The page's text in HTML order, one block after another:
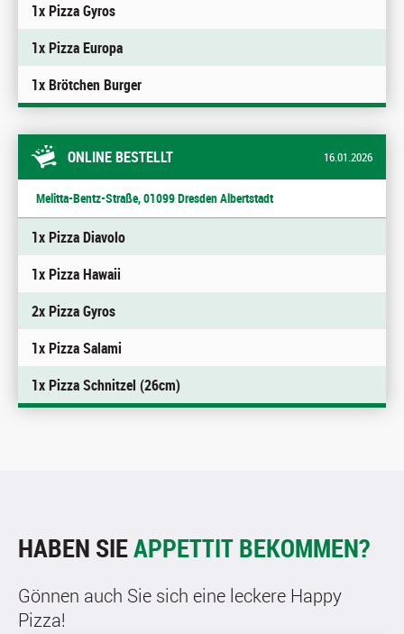
1x Pizza Gyros
1x Pizza Europa
1x Brötchen Burger
ONLINE BESTELLT 16.01.2026
Melitta-Bentz-Straße, 01099 Dresden Albertstadt
1x Pizza Diavolo
1x Pizza Hawaii
2x Pizza Gyros
1x Pizza Salami
1x Pizza Schnitzel (26cm)
HABEN SIEAPPETTIT BEKOMMEN?
Gönnen auch Sie sich eine leckere Happy
Pizza!